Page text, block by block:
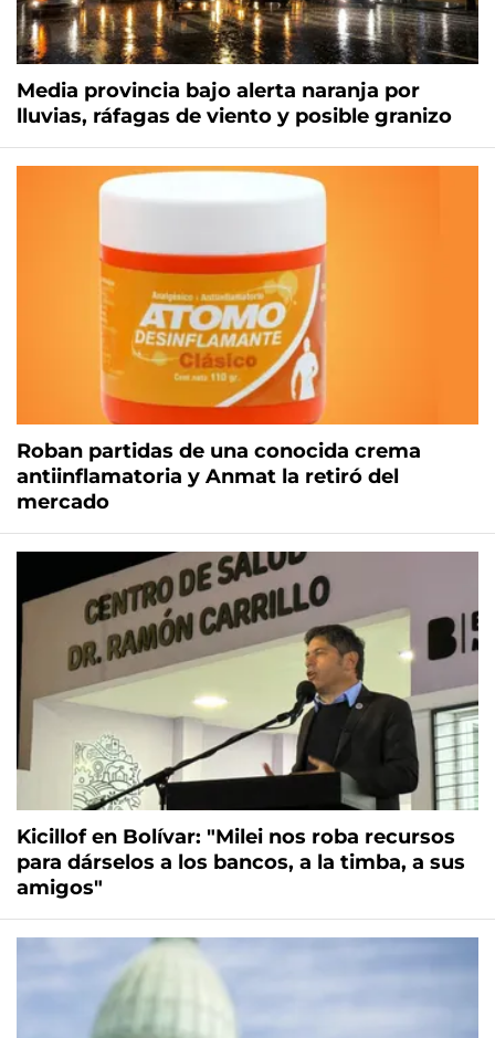
Media provincia bajo alerta naranja por
lluvias, ráfagas de viento y posible granizo
Roban partidas de una conocida crema
antiinflamatoria y Anmat la retiró del
mercado
Kicillof en Bolívar: "Milei nos roba recursos
para dárselos a los bancos, a la timba, a sus
amigos"